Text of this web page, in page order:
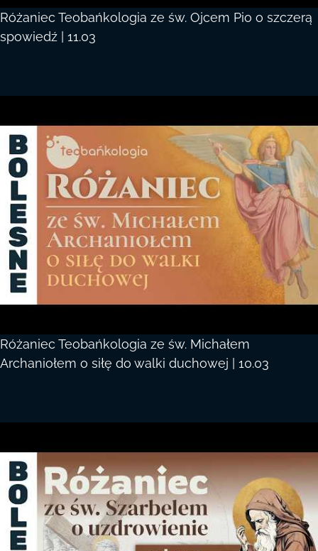
Różaniec Teobańkologia ze św. Ojcem Pio o szczerą
spowiedź | 11.03
Różaniec Teobańkologia ze św. Michałem
Archaniołem o siłę do walki duchowej | 10.03